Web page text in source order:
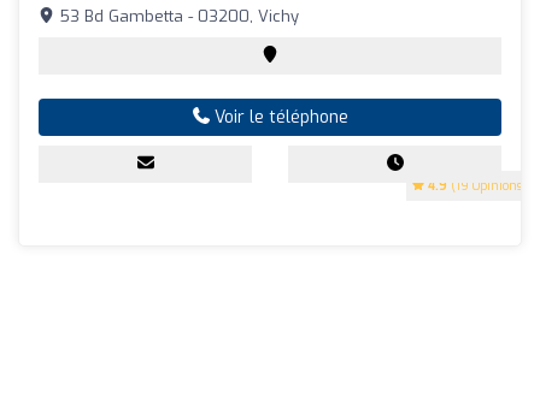
4.9 (19 Opinions)
53 Bd Gambetta - 03200, Vichy
Voir le téléphone